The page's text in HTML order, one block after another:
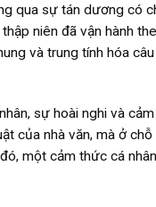
qua sự tán dương có
niên đã vận hành
và trung tính hóa
sự hoài nghi và
của nhà văn, mà ở chỗ
một cảm thức cá